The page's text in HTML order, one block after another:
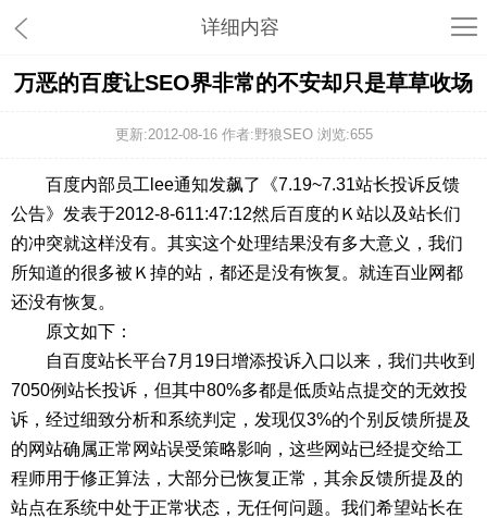
详细内容
万恶的百度让SEO界非常的不安却只是草草收场
更新:2012-08-16 作者:野狼SEO 浏览:655
百度内部员工lee通知发飙了《7.19~7.31站长投诉反馈
公告》发表于2012-8-611:47:12然后百度的Ｋ站以及站长们
的冲突就这样没有。其实这个处理结果没有多大意义，我们
所知道的很多被Ｋ掉的站，都还是没有恢复。就连百业网都
还没有恢复。
原文如下：
自百度站长平台7月19日增添投诉入口以来，我们共收到
7050例站长投诉，但其中80%多都是低质站点提交的无效投
诉，经过细致分析和系统判定，发现仅3%的个别反馈所提及
的网站确属正常网站误受策略影响，这些网站已经提交给工
程师用于修正算法，大部分已恢复正常，其余反馈所提及的
站点在系统中处于正常状态，无任何问题。我们希望站长在